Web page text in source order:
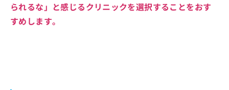
られるな」と感じるクリニックを選択することをおす
すめします。